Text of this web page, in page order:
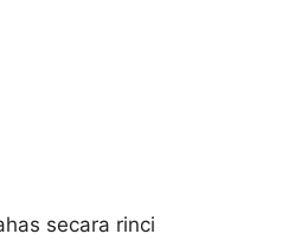
secara rinci